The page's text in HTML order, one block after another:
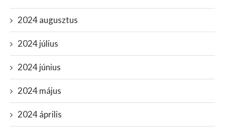
2024 augusztus
2024 július
2024 június
2024 május
2024 április